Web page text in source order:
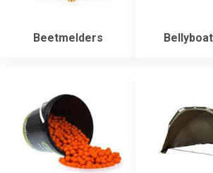
Beetmelders